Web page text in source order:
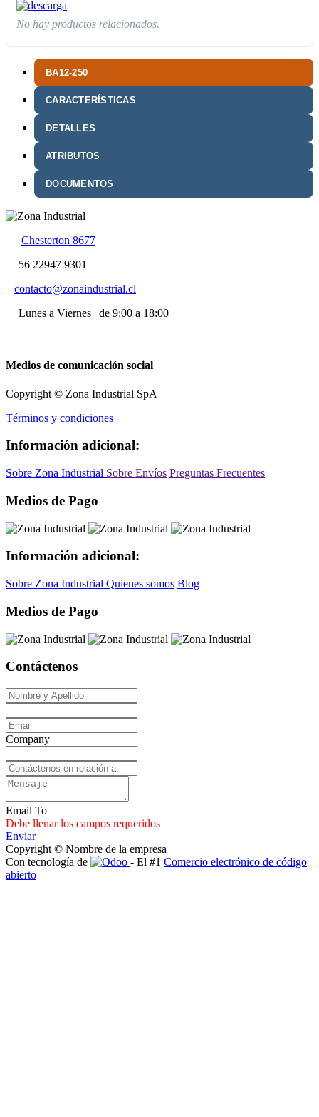
BA12-250
CARACTERÍSTICAS
DETALLES
ATRIBUTOS
DOCUMENTOS
No hay productos relacionados.
Chesterton 8677
56 22947 9301
contacto@zonaindustrial.cl
Lunes a Viernes | de 9:00 a 18:00
Medios de comunicación social
Copyright © Zona Industrial SpA
Términos y condiciones
Información adicional:
Sobre Zona Industrial Sobre Envíos Preguntas Frecuentes
Medios de Pago
Información adicional:
Sobre Zona Industrial Quienes somos Blog
Medios de Pago
Contáctenos
Company
Email To
Debe llenar los campos requeridos
Enviar
Copyright © Nombre de la empresa
Con tecnología de
- El #1 Comercio electrónico de código
abierto